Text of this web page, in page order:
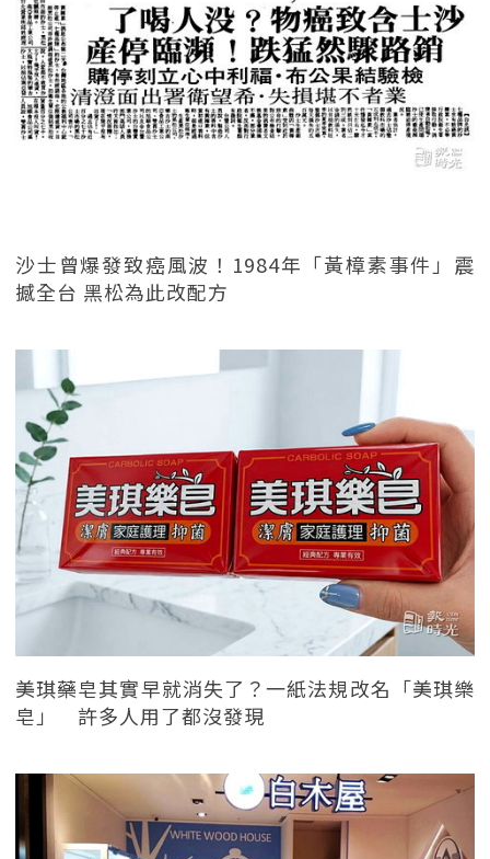
沙士曾爆發致癌風波！1984年「黃樟素事件」震
撼全台 黑松為此改配方
美琪藥皂其實早就消失了？一紙法規改名「美琪樂
皂」 許多人用了都沒發現